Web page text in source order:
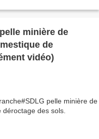
minière de
de
vidéo)